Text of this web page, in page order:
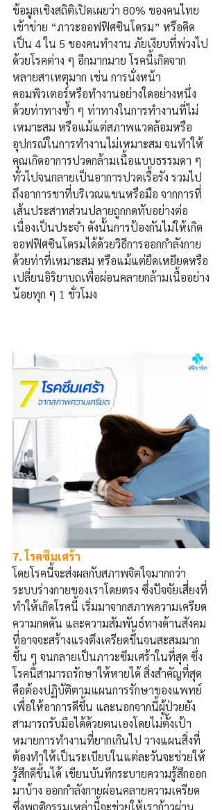
ข้อมูลเชิงสถิติเปิดเผยว่า 80% ของคนไทย
เข้าข่าย “ภาวะออฟฟิศซินโดรม” หรือคิด
เป็น 4 ใน 5 ของคนทำงาน ภัยเงียบที่พ่วงไป
ด้วยโรคต่าง ๆ อีกมากมาย โรคนี้เกิดจาก
หลายสาเหตุมาก เช่น การนั่งหน้า
คอมพิวเตอร์หรือทำงานอย่างใดอย่างหนึ่ง
ด้วยท่าทางซ้ำ ๆ ท่าทางในการทำงานที่ไม่
เหมาะสม หรือแม้แต่สภาพแวดล้อมหรือ
อุปกรณ์ในการทำงานไม่เหมาะสม จนทำให้
คุณเกิดอาการปวดกล้ามเนื้อแบบธรรมดา ๆ
ทั่วไปจนกลายเป็นอาการปวดเรื้อรัง รวมไป
ถึงอาการชาที่บริเวณแขนหรือมือ จากการที่
เส้นประสาทส่วนปลายถูกกดทับอย่างต่อ
เนื่องเป็นประจำ ดังนั้นการป้องกันไม่ให้เกิด
ออฟฟิศซินโดรมได้ด้วยวิธีการออกกำลังกาย
ด้วยท่าที่เหมาะสม หรือแม้แต่ยืดเหยียดหรือ
เปลี่ยนอิริยาบถเพื่อผ่อนคลายกล้ามเนื้ออย่าง
น้อยทุก ๆ 1 ชั่วโมง
7. โรคซึมเศร้า
โดยโรคนี้จะส่งผลกับสภาพจิตใจมากกว่า
ระบบร่างกายของเราโดยตรง ซึ่งปัจจัยเสี่ยงที่
ทำให้เกิดโรคนี้ เริ่มมาจากสภาพความเครียด
ความกดดัน และความสัมพันธ์ทางด้านสังคม
ที่อาจจะสร้างแรงตึงเครียดขึ้นจนสะสมมาก
ขึ้น ๆ จนกลายเป็นภาวะซึมเศร้าในที่สุด ซึ่ง
โรคนี้สามารถรักษาให้หายได้ สิ่งสำคัญที่สุด
คือต้องปฏิบัติตามแผนการรักษาของแพทย์
เพื่อให้อาการดีขึ้น และนอกจากนี้ผู้ป่วยยัง
สามารถรับมือได้ด้วยตนเองโดยไม่ตั้งเป้า
หมายการทำงานที่ยากเกินไป วางแผนสิ่งที่
ต้องทำให้เป็นระเบียบในแต่ละวันจะช่วยให้
รู้สึกดีขึ้นได้ เขียนบันทึกระบายความรู้สึกออก
มาบ้าง ออกกำลังกายผ่อนคลายความเครียด
ซึ่งพฤติกรรมเหล่านี้จะช่วยให้เราก้าวผ่าน